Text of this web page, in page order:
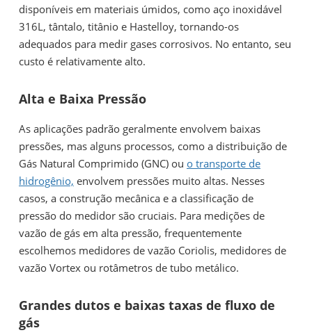
disponíveis em materiais úmidos, como aço inoxidável
316L, tântalo, titânio e Hastelloy, tornando-os
adequados para medir gases corrosivos. No entanto, seu
custo é relativamente alto.
Alta e Baixa Pressão
As aplicações padrão geralmente envolvem baixas
pressões, mas alguns processos, como a distribuição de
Gás Natural Comprimido (GNC) ou o transporte de
hidrogênio, envolvem pressões muito altas. Nesses
casos, a construção mecânica e a classificação de
pressão do medidor são cruciais. Para medições de
vazão de gás em alta pressão, frequentemente
escolhemos medidores de vazão Coriolis, medidores de
vazão Vortex ou rotâmetros de tubo metálico.
Grandes dutos e baixas taxas de fluxo de
gás